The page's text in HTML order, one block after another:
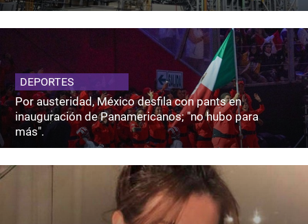
DEPORTES
Por austeridad, México desfila con pants en
inauguración de Panamericanos; "no hubo para
más".